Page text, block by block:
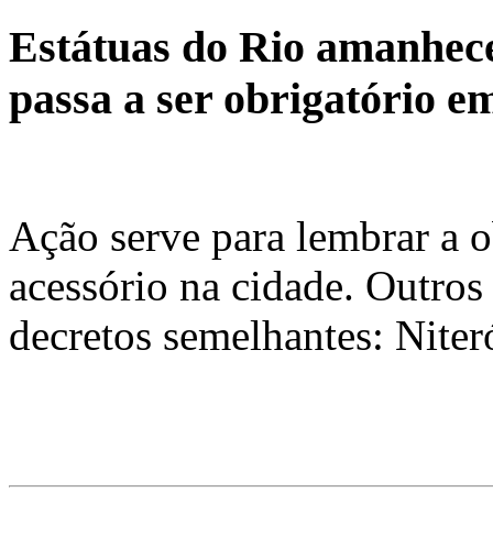
Estátuas do Rio
passa a ser obrigatório
Ação serve para lembrar a
acessório na cidade.
decretos semelhantes: